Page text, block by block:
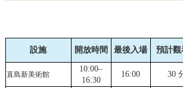
設施 開放時間 最後入場 預計觀
直島新美術館
10:00–
16:30
16:00 30